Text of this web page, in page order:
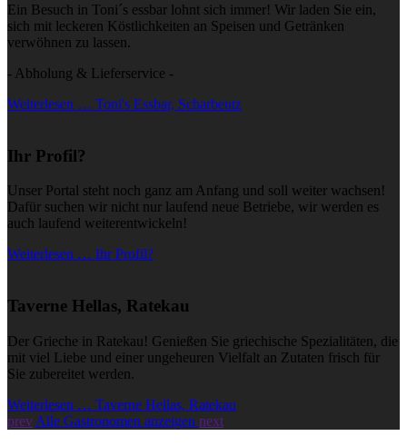
Ein Besuch in Toni´s essbar lohnt sich immer! Wir laden Sie ein,
sich mit leckeren Köstlichkeiten an Speisen und Getränken
verwöhnen zu lassen.
- Abholung & Lieferservice -
Weiterlesen … Toni's Essbar, Scharbeutz
Ihr Profil?
Unser Portal steht noch ganz am Anfang und soll weiter wachsen!
Dafür suchen wir nicht nur laufend neue Betriebe, wir werden es
auch laufend weiterentwickeln!
Weiterlesen … Ihr Profil?
Taverne Hellas, Ratekau
Der Grieche in Ratekau! Genießen Sie griechische Spezialitäten, die
mit viel Liebe und einer ungeheuren Vielfalt an Zutaten frisch für
Sie zubereitet werden.
Weiterlesen … Taverne Hellas, Ratekau
prev Alle Gastronomen anzeigen next